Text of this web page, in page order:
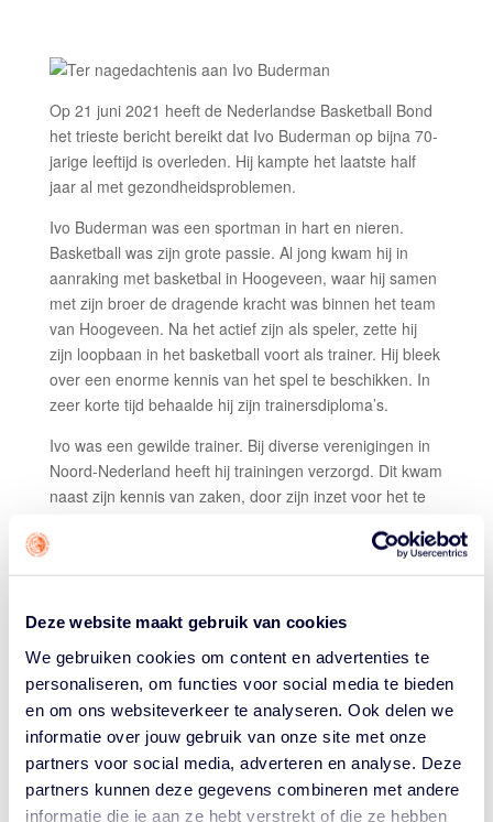
Deze website maakt gebruik van cookies
We gebruiken cookies om content en advertenties te
personaliseren, om functies voor social media te bieden
en om ons websiteverkeer te analyseren. Ook delen we
informatie over jouw gebruik van onze site met onze
partners voor social media, adverteren en analyse. Deze
partners kunnen deze gegevens combineren met andere
informatie die je aan ze hebt verstrekt of die ze hebben
Op 21 juni 2021 heeft de Nederlandse Basketball Bond
het trieste bericht bereikt dat Ivo Buderman op bijna 70-
jarige leeftijd is overleden. Hij kampte het laatste half
jaar al met gezondheidsproblemen.
Ivo Buderman was een sportman in hart en nieren.
Basketball was zijn grote passie. Al jong kwam hij in
aanraking met basketbal in Hoogeveen, waar hij samen
met zijn broer de dragende kracht was binnen het team
van Hoogeveen. Na het actief zijn als speler, zette hij
zijn loopbaan in het basketball voort als trainer. Hij bleek
over een enorme kennis van het spel te beschikken. In
zeer korte tijd behaalde hij zijn trainersdiploma’s.
Ivo was een gewilde trainer. Bij diverse verenigingen in
Noord-Nederland heeft hij trainingen verzorgd. Dit kwam
naast zijn kennis van zaken, door zijn inzet voor het te
verhuisde naar de plaats waar de vereniging gehuisvest
was. Dit om optimaal met de vereniging bezig te kunnen
Hij was een plezierig persoon om mee om te gaan.
Wilde alles wel voor anderen doen. De laatste jaren had
hij een vaste kern van vrienden om zich heen, die hij
kon opzoeken en die hem bezochten om samen
basketball te kijken, zijn favoriete bezigheid.
Binnen het toenmalige Rayon Noord was Ivo jarenlang
lid van de technische commissie, waar hij zich vooral